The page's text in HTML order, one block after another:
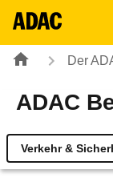
Der
ADAC
Verkehr &